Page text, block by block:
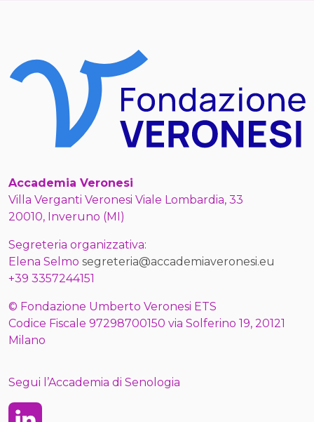
Accademia Veronesi
Villa Verganti Veronesi Viale Lombardia, 33
20010, Inveruno (MI)
Segreteria organizzativa:
Elena Selmo segreteria@accademiaveronesi.eu
+39 3357244151
© Fondazione Umberto Veronesi ETS
Codice Fiscale 97298700150 via Solferino 19, 20121
Milano
Segui l’Accademia di Senologia
Linkedin